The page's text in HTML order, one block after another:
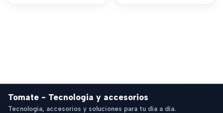
Tomate - Tecnologia y accesorios
Tecnologia, accesorios y soluciones para tu dia a dia.